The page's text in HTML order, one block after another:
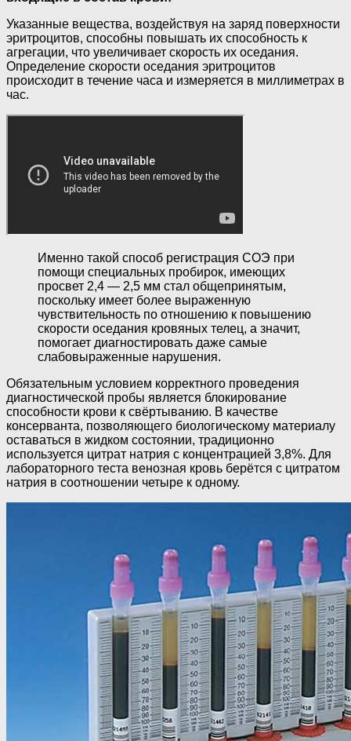
Указанные вещества, воздействуя на заряд поверхности
эритроцитов, способны повышать их способность к
агрегации, что увеличивает скорость их оседания.
Определение скорости оседания эритроцитов
происходит в течение часа и измеряется в миллиметрах в
час.
Именно такой способ регистрация СОЭ при
помощи специальных пробирок, имеющих
просвет 2,4 — 2,5 мм стал общепринятым,
поскольку имеет более выраженную
чувствительность по отношению к повышению
скорости оседания кровяных телец, а значит,
помогает диагностировать даже самые
слабовыраженные нарушения.
Обязательным условием корректного проведения
диагностической пробы является блокирование
способности крови к свёртыванию. В качестве
консерванта, позволяющего биологическому материалу
оставаться в жидком состоянии, традиционно
используется цитрат натрия с концентрацией 3,8%. Для
лабораторного теста венозная кровь берётся с цитратом
натрия в соотношении четыре к одному.